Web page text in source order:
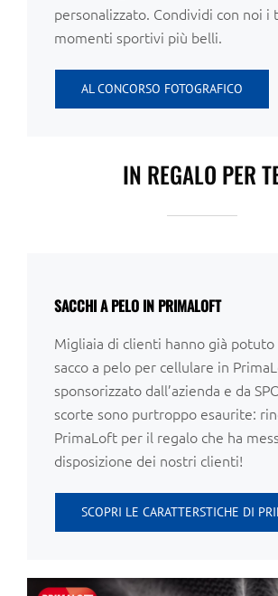
personalizzato. Condividi con noi i
momenti sportivi più belli.
AL CONCORSO FOTOGRAFICO
IN REGALO PER
SACCHI A PELO IN PRIMALOFT
Migliaia di clienti hanno già
sacco a pelo per cellulare in
sponsorizzato dall’azienda e da
scorte sono purtroppo esaurite:
PrimaLoft per il regalo che ha
disposizione dei nostri clienti!
SCOPRI LE CARATTERSTICHE DI